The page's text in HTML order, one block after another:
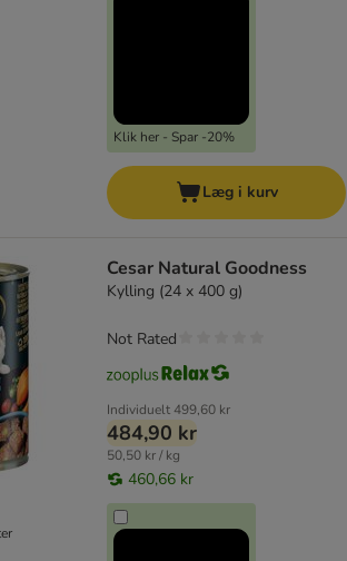
Klik her - Spar -20%
Læg i kurv
Cesar Natural Goodness
Kylling (24 x 400 g)
Individuelt499,60 kr
484,90 kr
50,50 kr / kg
460,66 kr
Not Rated